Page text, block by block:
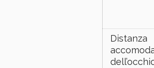
Distanza